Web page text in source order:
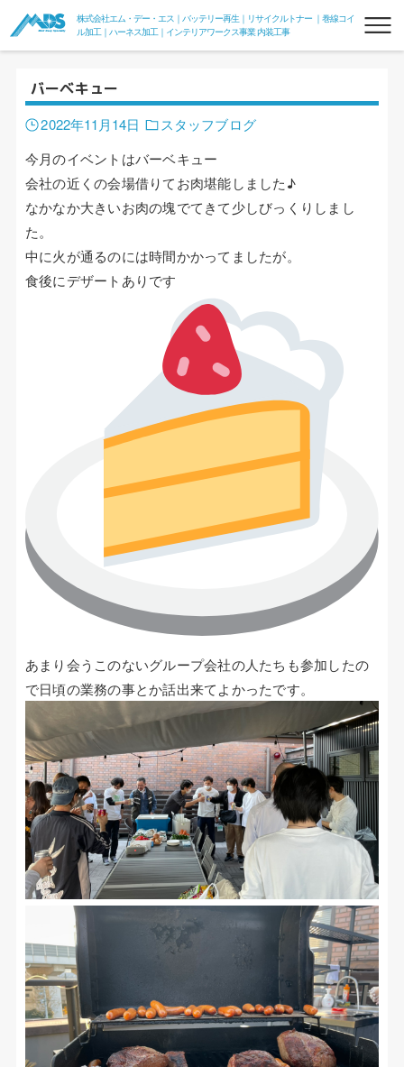
株式会社エム・デー・エス｜バッテリー再生｜リサイクルトナー ｜巻線コイ
ル加工｜ハーネス加工｜インテリアワークス事業 内装工事
リフレッシュバッテリー
フォークリフトリフレッシュバッテリー
フォークde電力変換器100V
リサイクルトナー
コイル巻線加工
ハーネス・フィルム加工
生産設備について（アプリケーター）
取扱製品一覧
その他
ECマーケティング支援
インテリアワークス事業 内装工事
バーベキュー
2022年11月14日
スタッフブログ
今月のイベントはバーベキュー
会社の近くの会場借りてお肉堪能しました♪
なかなか大きいお肉の塊でてきて少しびっくりしまし
た。
中に火が通るのには時間かかってましたが。
食後にデザートありです
あまり会うこのないグループ会社の人たちも参加したの
で日頃の業務の事とか話出来てよかったです。